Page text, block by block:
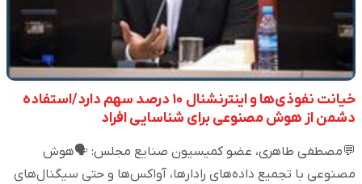
خیانت نفوذی‌ها و اینترنشنال ۱۰ درصد سهم دارد/استفاده
دشمن از هوش مصنوعی برای شناسایی افراد
💬مصطفی طاهری، عضو کمیسیون صنایع مجلس: 🗣️هوش
مصنوعی با تجمیع داده‌های رادارها، آواکس‌ها و حتی سیگنال‌های